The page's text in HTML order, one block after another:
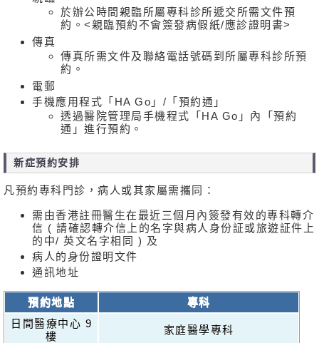
於辦公時間親臨所屬專科診所遞交所需文件預
約。<親臨預約不會簽發病假紙/應診證明書>
傳真
傳真所需文件及聯絡電話號碼到所屬專科診所預
約。
電郵
手機應用程式「HA Go」/「預約通」
透過醫院管理局手機程式「HA Go」內「預約
通」進行預約。
新症預約安排
凡預約專科門診，病人或其家屬需攜同：
需由香港註冊醫生在最近三個月內簽發有效的專科轉介
信 ( 請確認轉介信上的名字與病人身份証或旅遊証件上
的中/ 英文名字相同 ) 及
病人的身份證明文件
通訊地址
預約地點
專科
日間醫療中心 9
樓
家庭醫學專科